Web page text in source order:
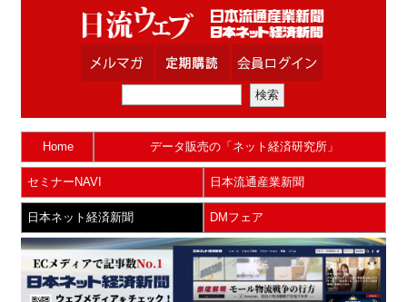
Home データ販売の「ネット経済研究所」
セミナーNAVI 日本流通産業新聞
日本ネット経済新聞 DMフェア